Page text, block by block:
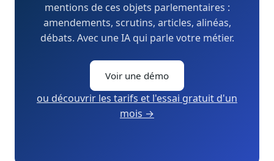
mentions de ces objets parlementaires :
amendements, scrutins, articles, alinéas,
débats. Avec une IA qui parle votre métier.
Voir une démo
ou découvrir les tarifs et l'essai gratuit d'un
mois →